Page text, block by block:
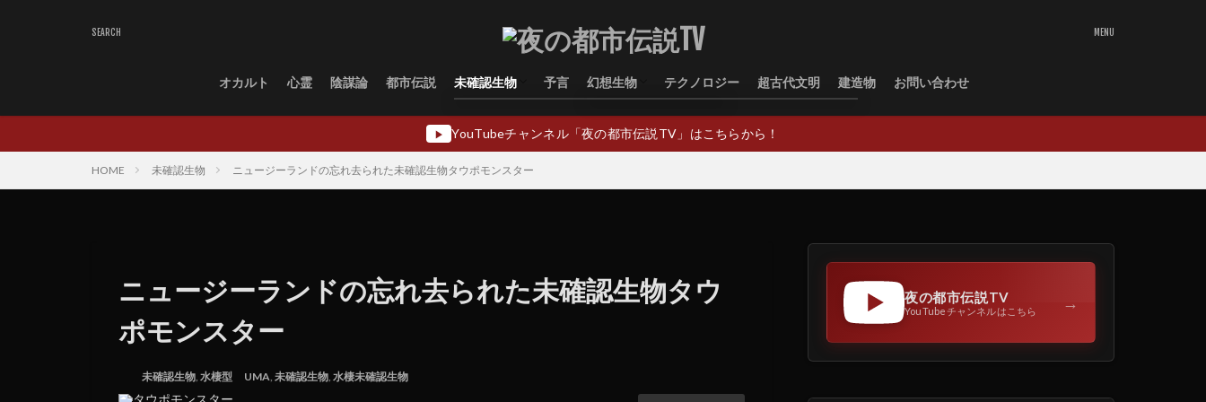
オカルト 心霊 陰謀論 都市伝説 未確認生物
水棲型
類人猿型
飛行生物型
予言 幻想生物
幻想生物日本
幻想生物ヨーロッパ
幻想生物アジア
幻想生物オセアニア
幻想生物中東
テクノロジー 超古代文明 建造物 お問い合わせ
▶ YouTubeチャンネル「夜の都市伝説TV」はこちらから！
HOME 未確認生物 ニュージーランドの忘れ去られた未確認生物タウポモンスター
ニュージーランドの忘れ去られた未確認生物タウ
ポモンスター
未確認生物, 水棲型 UMA, 未確認生物, 水棲未確認生物
夜の都市伝説TV
YouTubeチャンネルはこちら →